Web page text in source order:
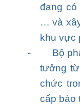
đang có
… và
khu vực
-
Bộ
tưởng
chức
cấp bảo